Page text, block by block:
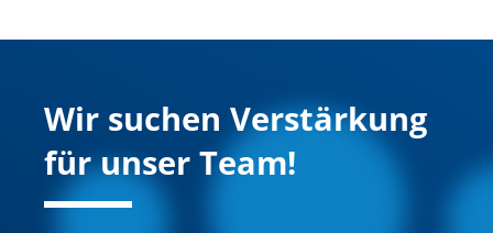
Wir suchen Verstärkung
für unser Team!